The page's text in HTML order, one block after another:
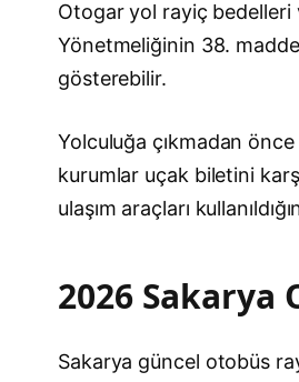
Otogar yol rayiç bedelleri
Yönetmeliğinin 38.
gösterebilir.
Yolculuğa çıkmadan
kurumlar uçak biletini
ulaşım araçları
2026 Sakarya
Sakarya güncel otobüs